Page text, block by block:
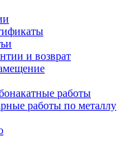
и возврат
работы
работы по металлу